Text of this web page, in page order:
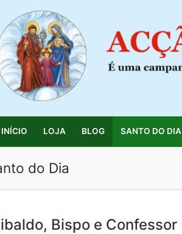
INÍCIO LOJA BLOG SANTO DO DIA
por:
do Dia
Bispo e Confessor